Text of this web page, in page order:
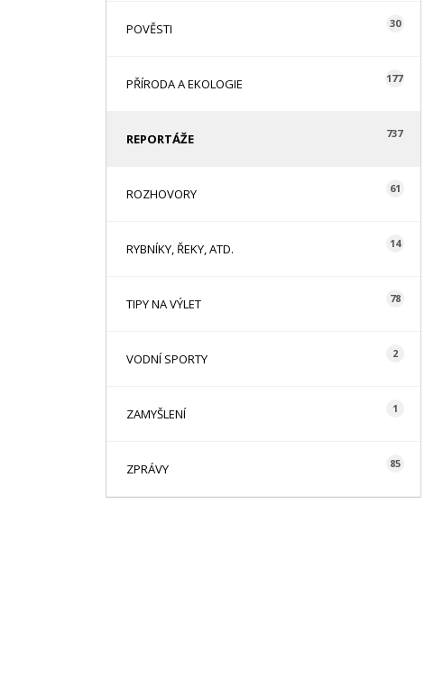
POVĚSTI 30
PŘÍRODA A EKOLOGIE 177
REPORTÁŽE 737
ROZHOVORY 61
RYBNÍKY, ŘEKY, ATD. 14
TIPY NA VÝLET 78
VODNÍ SPORTY 2
ZAMYŠLENÍ 1
ZPRÁVY 85